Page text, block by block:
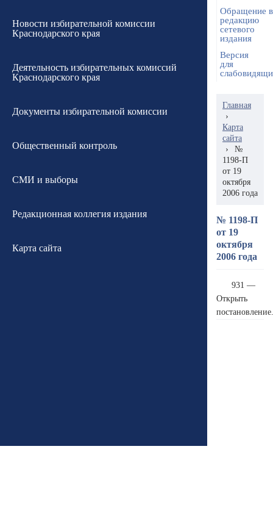
Новости избирательной комиссии
Краснодарского края
Деятельность избирательных комиссий
Краснодарского края
Документы избирательной комиссии
Общественный контроль
СМИ и выборы
Редакционная коллегия издания
Карта сайта
Обращение в
редакцию
сетевого
издания
Версия
для
Главная
›
Карта
сайта
›
№
1198-П
от 19
октября
2006 года
№ 1198-П
от 19
октября
2006 года
931 —
Открыть